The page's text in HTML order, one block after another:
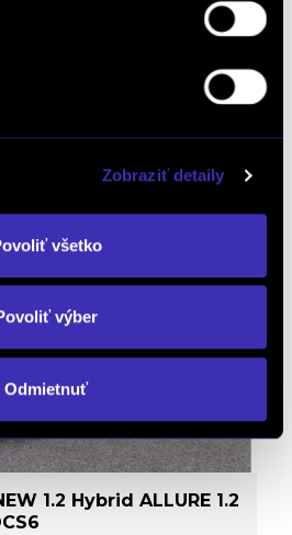
Zobraziť detaily
všetko
výber
Odmietnuť
/ 4 200 km / 2026 / 107 kW
DETAIL
1.2 Hybrid ALLURE 1.2